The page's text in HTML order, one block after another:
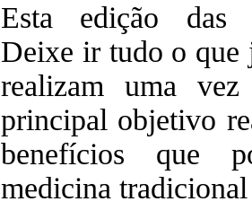
Esta edição das
Deixe ir tudo o que
realizam uma
principal objetivo
benefícios que
medicina